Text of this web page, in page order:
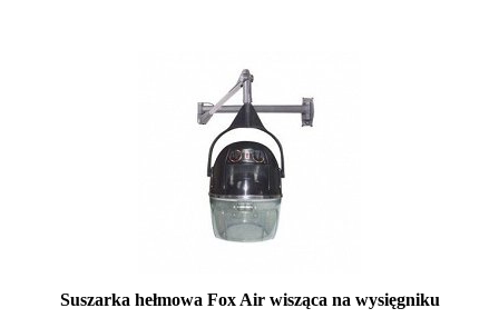
Suszarka hełmowa Fox Air wisząca na wysięgniku